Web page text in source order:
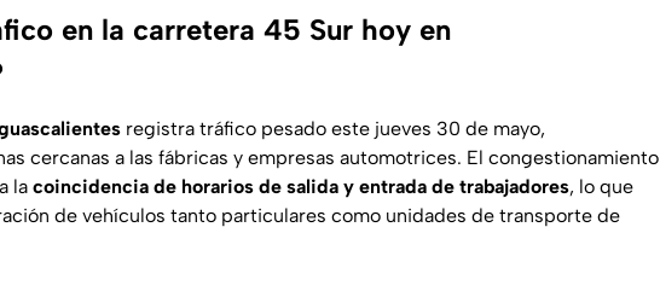
en la carretera 45 Sur hoy en
registra tráfico pesado este jueves 30 de mayo,
cercanas a las fábricas y empresas automotrices. El congestionamiento
la coincidencia de horarios de salida y entrada de trabajadores, lo que
de vehículos tanto particulares como unidades de transporte de